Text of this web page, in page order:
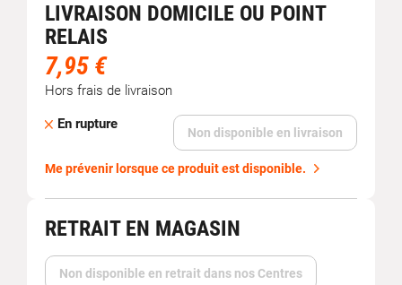
LIVRAISON DOMICILE OU POINT
RELAIS
7,95 €
Hors frais de livraison
En rupture
Non disponible en livraison
Me prévenir lorsque ce produit est disponible.
RETRAIT EN MAGASIN
Non disponible en retrait dans nos Centres